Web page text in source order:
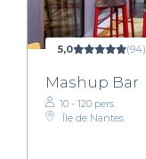
5,0 (94)
Mashup Bar
10 - 120 pers.
Île de Nantes